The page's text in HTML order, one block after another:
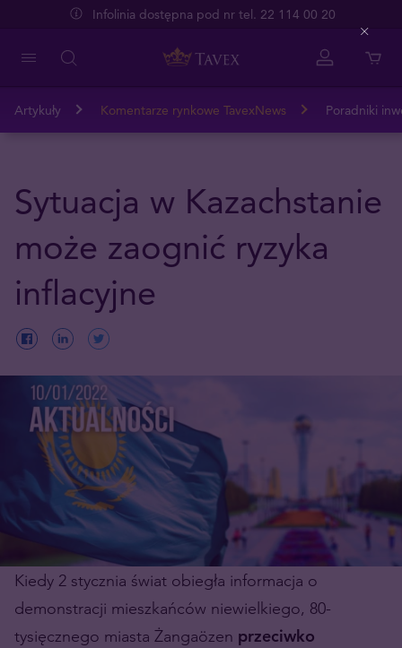
Infolinia dostępna pod nr tel. 22 114 00 20
Artykuły Komentarze rynkowe TavexNews Poradniki
Sytuacja w Kazachstanie
może zaognić ryzyka
inflacyjne
Kiedy 2 stycznia świat obiegła informacja o
demonstracji mieszkańców niewielkiego, 80-
tysięcznego miasta Żangaözen przeciwko
Close